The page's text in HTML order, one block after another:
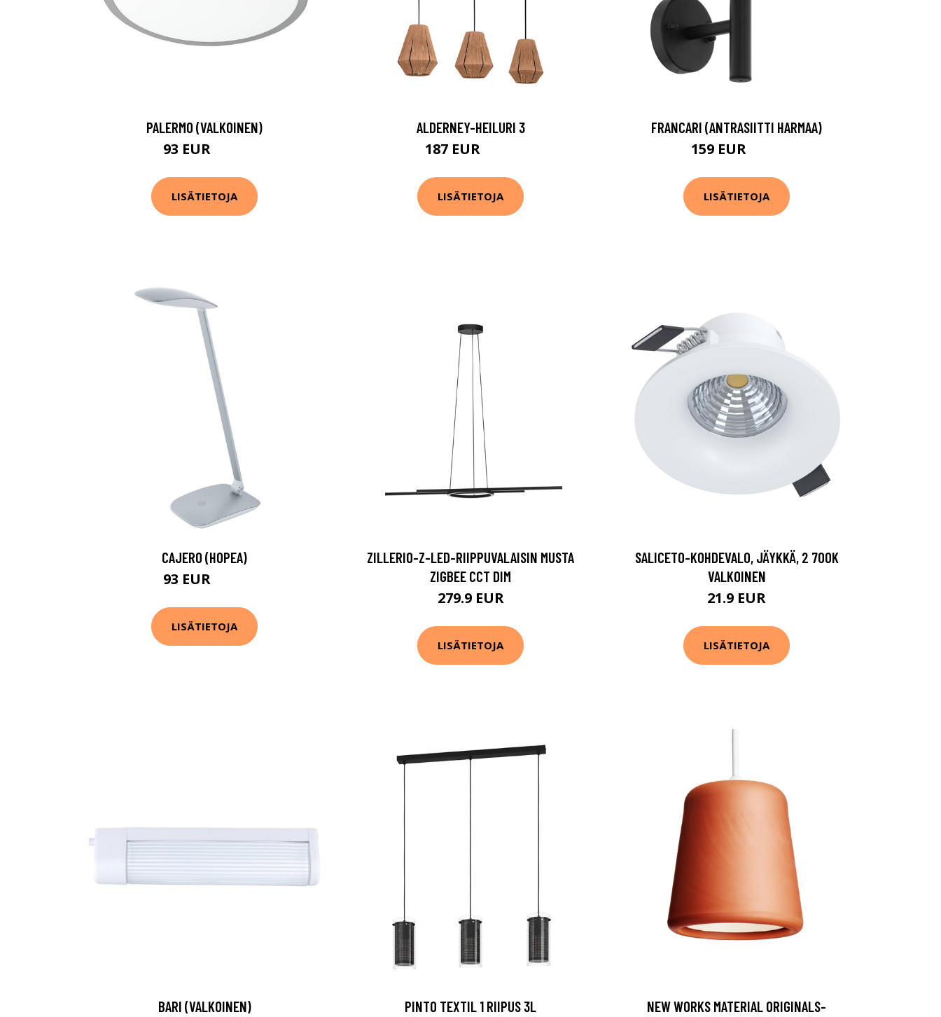
PALERMO (VALKOINEN)
93 EUR
LISÄTIETOJA
ALDERNEY-HEILURI 3
187 EUR
LISÄTIETOJA
FRANCARI (ANTRASIITTI HARMAA)
159 EUR
LISÄTIETOJA
CAJERO (HOPEA)
93 EUR
LISÄTIETOJA
ZILLERIO-Z-LED-RIIPPUVALAISIN MUSTA
ZIGBEE CCT DIM
279.9 EUR
LISÄTIETOJA
SALICETO-KOHDEVALO, JÄYKKÄ, 2 700K
VALKOINEN
21.9 EUR
LISÄTIETOJA
BARI (VALKOINEN) PINTO TEXTIL 1 RIIPUS 3L
NEW WORKS MATERIAL ORIGINALS-